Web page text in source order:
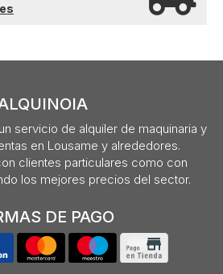
servicio de alquiler de maquinaria y
en Lousame y alrededores.
clientes particulares como con
los mejores precios del sector.
DE PAGO